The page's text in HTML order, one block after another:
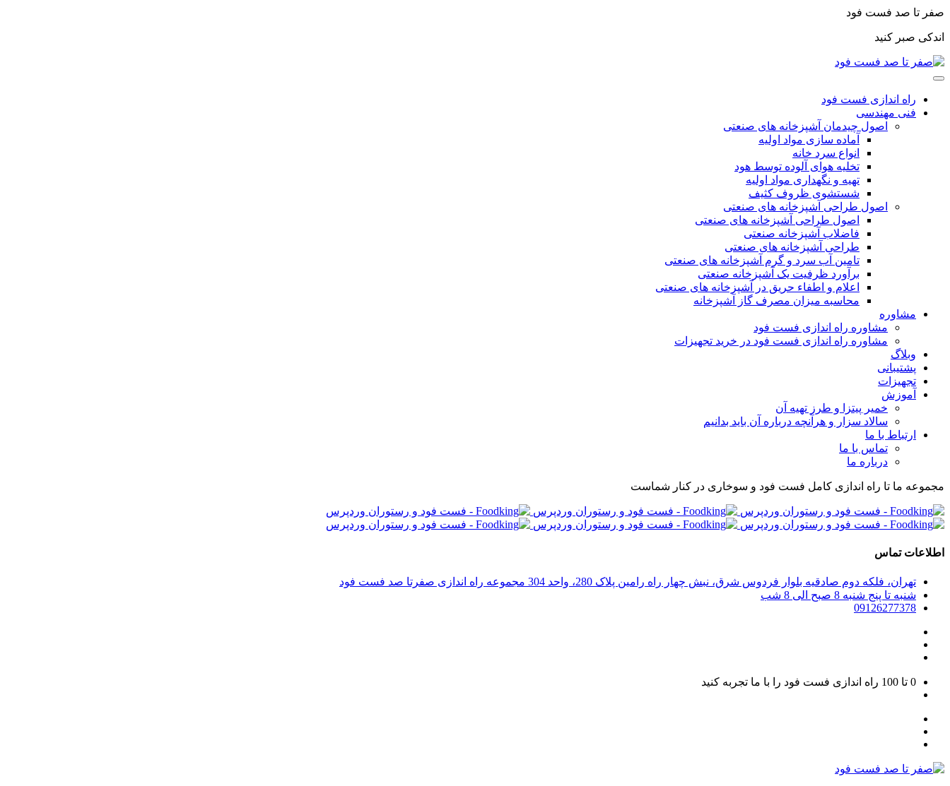
صفر تا صد فست فود
اندکی صبر کنید
راه اندازی فست فود
فنی مهندسی
اصول چیدمان آشپزخانه های صنعتی
آماده سازی مواد اولیه
انواع سرد خانه
تخلیه هوای آلوده توسط هود
تهیه و نگهداری مواد اولیه
شستشوی ظروف کثیف
اصول طراحی آشپزخانه های صنعتی
اصول طراحی آشپزخانه های صنعتی
فاضلاب آشپزخانه صنعتی
طراحی آشپزخانه های صنعتی
تامین آب سرد و گرم آشپزخانه های صنعتی
برآورد ظرفیت یک آشپزخانه صنعتی
اعلام و اطفاء حریق در آشپزخانه های صنعتی
محاسبه میزان مصرف گاز آشپزخانه
مشاوره
مشاوره راه اندازی فست فود
مشاوره راه اندازی فست فود در خرید تجهیزات
وبلاگ
پشتیبانی
تجهیزات
آموزش
خمیر پیتزا و طرز تهیه آن
سالاد سزار و هرآنچه درباره آن باید بدانیم
ارتباط با ما
تماس با ما
درباره ما
مجموعه ما تا راه اندازی کامل فست فود و سوخاری در کنار شماست
اطلاعات تماس
تهران، فلکه دوم صادقیه بلوار فردوس شرق، نبش چهار راه رامین پلاک 280، واحد 304 مجموعه راه اندازی صفرتا صد فست فود
شنبه تا پنج شنبه 8 صبح الی 8 شب
09126277378
0 تا 100 راه اندازی فست فود را با ما تجربه کنید